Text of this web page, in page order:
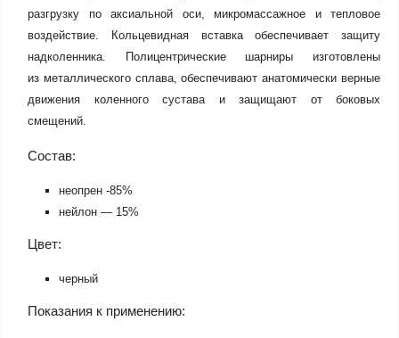
разгрузку по аксиальной оси, микромассажное и тепловое
воздействие. Кольцевидная вставка обеспечивает защиту
надколенника. Полицентрические шарниры изготовлены
из металлического сплава, обеспечивают анатомически верные
движения коленного сустава и защищают от боковых
смещений.
Состав:
неопрен -85%
нейлон — 15%
Цвет:
черный
Показания к применению: